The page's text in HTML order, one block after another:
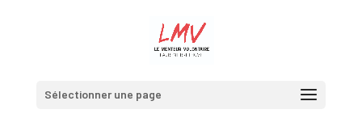
Sélectionner une page